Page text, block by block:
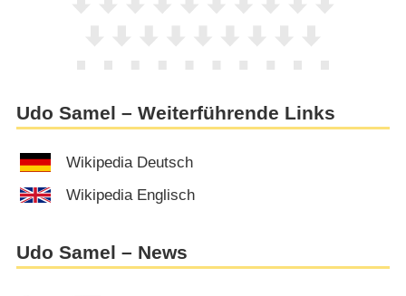
Udo Samel – Weiterführende Links
Wikipedia Deutsch
Wikipedia Englisch
Udo Samel – News